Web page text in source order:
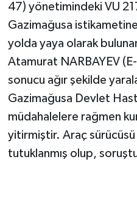
47) yönetimindeki VU
Gazimağusa
yolda yaya olarak
Atamurat NARBAYEV
sonucu ağır şekilde
Gazimağusa Devlet
müdahalelere rağmen
yitirmiştir. Araç sürücüsü
tutuklanmış olup,